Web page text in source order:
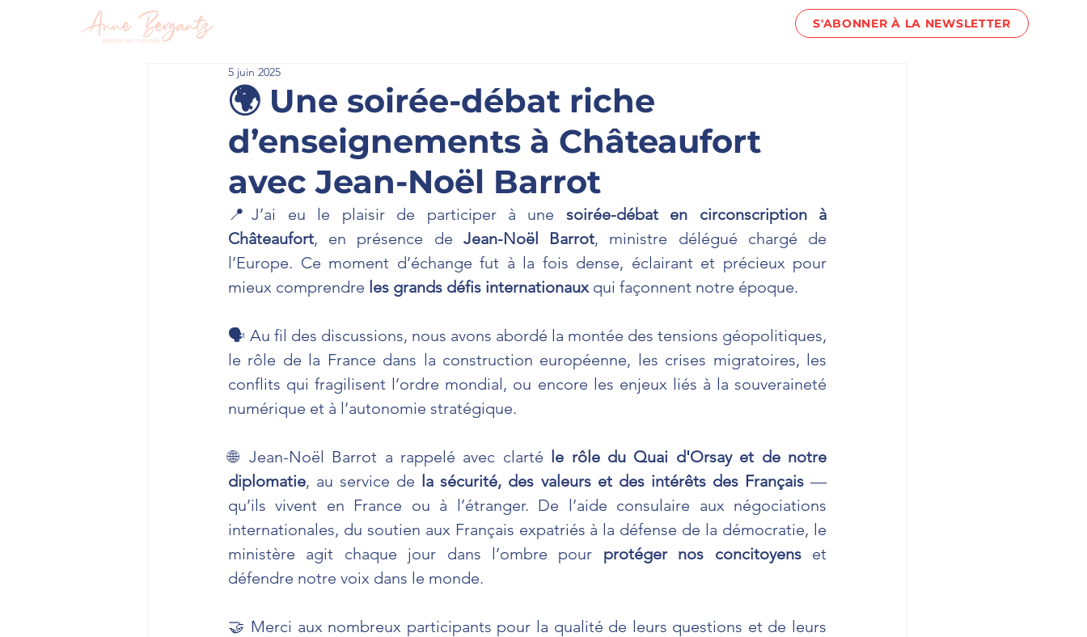
S'ABONNER À LA NEWSLETTER
🌍 Une soirée-débat riche
d’enseignements à Châteaufort
avec Jean-Noël Barrot
5 juin 2025
📍J’ai eu le plaisir de participer à une soirée-débat en circonscription à
Châteaufort, en présence de Jean-Noël Barrot, ministre délégué chargé de
l’Europe. Ce moment d’échange fut à la fois dense, éclairant et précieux pour
mieux comprendre les grands défis internationaux qui façonnent notre époque.
🗣 Au fil des discussions, nous avons abordé la montée des tensions géopolitiques,
le rôle de la France dans la construction européenne, les crises migratoires, les
conflits qui fragilisent l’ordre mondial, ou encore les enjeux liés à la souveraineté
numérique et à l’autonomie stratégique.
🌐 Jean-Noël Barrot a rappelé avec clarté le rôle du Quai d'Orsay et de notre
diplomatie, au service de la sécurité, des valeurs et des intérêts des Français —
qu’ils vivent en France ou à l’étranger. De l’aide consulaire aux négociations
internationales, du soutien aux Français expatriés à la défense de la démocratie, le
ministère agit chaque jour dans l’ombre pour protéger nos concitoyens et
défendre notre voix dans le monde.
🤝 Merci aux nombreux participants pour la qualité de leurs questions et de leurs